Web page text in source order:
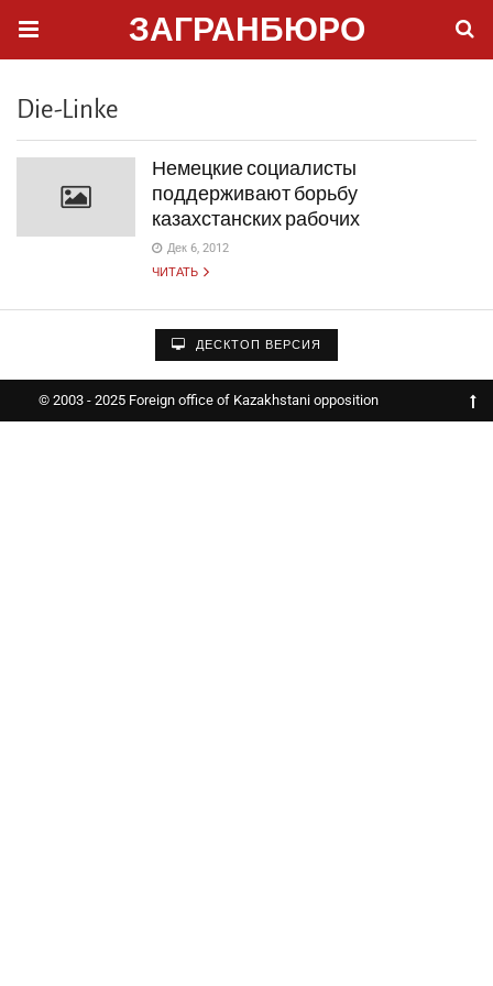
ЗАГРАНБЮРО
Die-Linke
Немецкие социалисты
поддерживают борьбу
казахстанских рабочих
Дек 6, 2012
ЧИТАТЬ
ДЕСКТОП ВЕРСИЯ
© 2003 - 2025 Foreign office of Kazakhstani opposition